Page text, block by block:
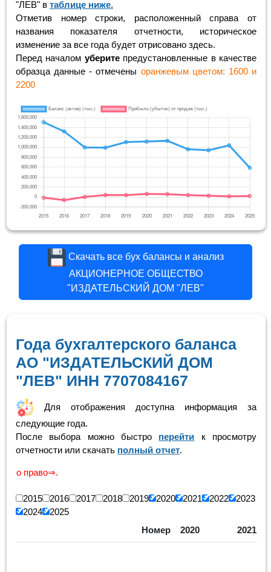
"ЛЕВ" в таблице ниже.
Отметив номер строки, расположенный справа от
названия показателя отчетности, историческое
изменение за все года будет отрисовано здесь.
Перед началом уберитепредустановленные в качестве
образца данные - отмечены оранжевым цветом: 1600 и
2200
Скачать все бух балансы и анализ
АКЦИОНЕРНОЕ ОБЩЕСТВО
"ИЗДАТЕЛЬСКИЙ ДОМ "ЛЕВ"
Года бухгалтерского баланса
АО "ИЗДАТЕЛЬСКИЙ ДОМ
"ЛЕВ" ИНН 7707084167
Для отображения доступна информация за
следующие года.
После выбора можно быстро перейти к просмотру
отчетности или скачать полный отчет.
2015 2016 2017 2018 2019 2020 2021 2022
2023
2024
2025
Номер
2020 2021